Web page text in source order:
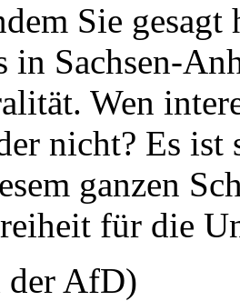
Sie gesagt
in Sachsen-
Wen
nicht? Es ist
ganzen
für die
AfD)